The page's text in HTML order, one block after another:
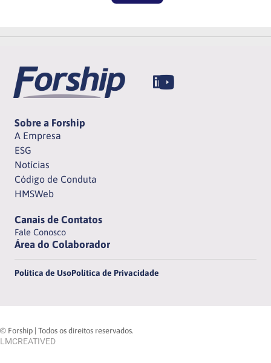
Sobre a Forship
A Empresa
ESG
Notícias
Código de Conduta
HMSWeb
Canais de Contatos
Fale Conosco
Área do Colaborador
Política de UsoPolítica de Privacidade
© Forship | Todos os direitos reservados.
LMCREATIVED